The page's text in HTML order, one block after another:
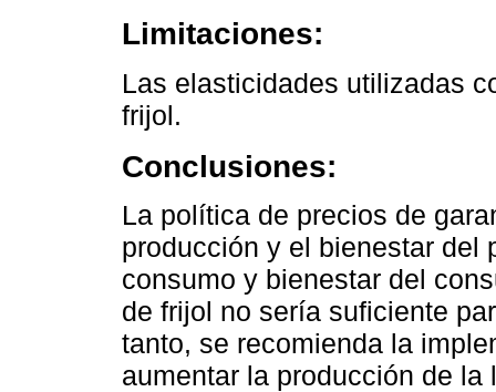
Limitaciones:
Las elasticidades utilizadas
frijol.
Conclusiones:
La política de precios de
producción y el bienestar del
consumo y bienestar del
de frijol no sería suficiente
tanto, se recomienda la
aumentar la producción de la